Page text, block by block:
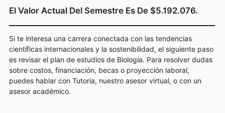
El Valor Actual Del Semestre Es De $5.192.076.
Si te interesa una carrera conectada con las tendencias
científicas internacionales y la sostenibilidad, el siguiente paso
es revisar el plan de estudios de Biología. Para resolver dudas
sobre costos, financiación, becas o proyección laboral,
puedes hablar con Tutoria, nuestro asesor virtual, o con un
asesor académico.